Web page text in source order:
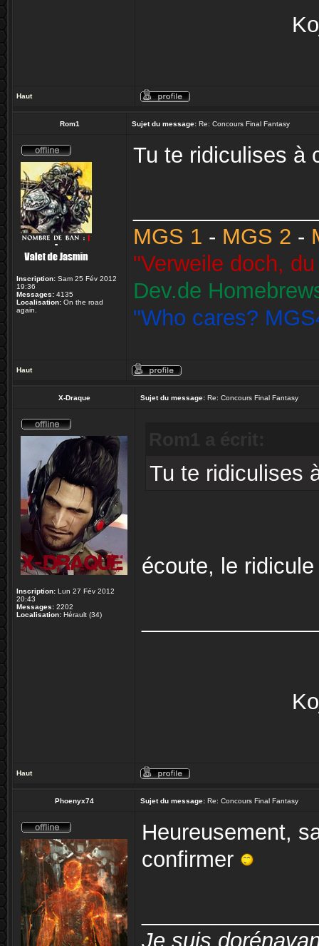
Haut
Rom1 Sujet du message: Re: Concours Final Fantasy
Inscription: Sam 25 Fév 2012
19:36
Messages: 4135
Localisation: On the road
again.
Tu te ridiculises à
MGS 1 - MGS 2 -
"Verweile doch,
Dev.de
"Who cares?
Haut
X-Draque Sujet du message: Re: Concours Final Fantasy
Inscription: Lun 27 Fév 2012
20:43
Messages: 2202
Localisation: Hérault (34)
Tu te ridiculises
écoute, le
Haut
Phoenyx74 Sujet du message: Re: Concours Final Fantasy
Heureusement,
confirmer
Je suis